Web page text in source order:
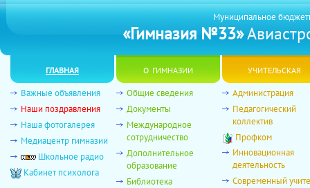
Муниципальное
«Гимназия №33»
главная о гимназии учительская
Важные объявления
Наши поздравления
Наша фотогалерея
Медиацентр гимназии
Школьное радио
Кабинет психолога
Общие сведения
Документы
Международное
сотрудничество
Дополнительное
образование
Библиотека
Администрация
Педагогический
коллектив
Профком
Инновационная
деятельность
Современный